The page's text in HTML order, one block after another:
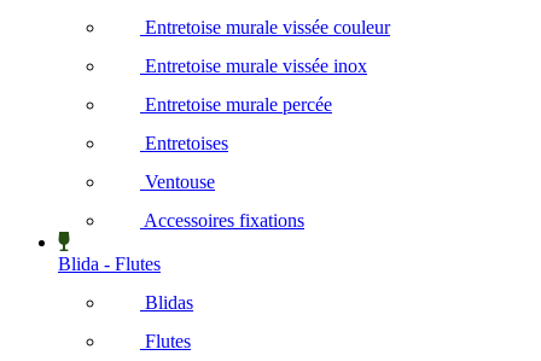
Entretoise murale vissée couleur
Entretoise murale vissée inox
Entretoise murale percée
Entretoises
Ventouse
Accessoires fixations
Blida - Flutes
Blidas
Flutes